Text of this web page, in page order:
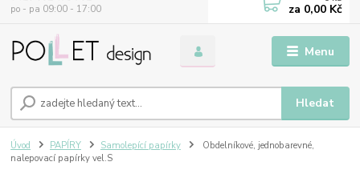
Menu
Hledat
po - pa 09:00 - 17:00
za 0,00 Kč
Úvod PAPÍRY Samolepící papírky
Obdelníkové, jednobarevné,
nalepovací papírky vel.S